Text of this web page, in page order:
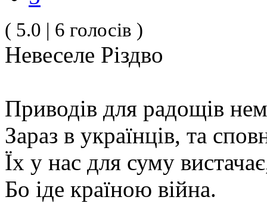
( 5.0 | 6 голосів )
Невеселе Різдво
Приводів для радощів
Зараз в українців, та
Їх у нас для суму
Бо іде країною війна.